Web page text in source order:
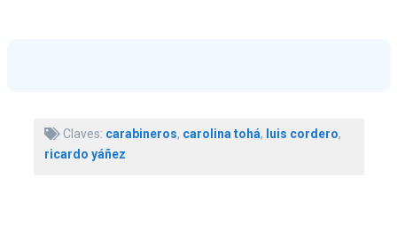
Claves: carabineros, carolina tohá, luis cordero,
ricardo yáñez